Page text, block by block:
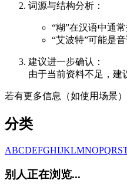
词源与结构分析：
“糊”在汉语中通
“艾波特”可能是
建议进一步确认：
由于当前资料不足，建
若有更多信息（如使用场景
分类
ABCDEFGHIJKLMNOPQRS
别人正在浏览...